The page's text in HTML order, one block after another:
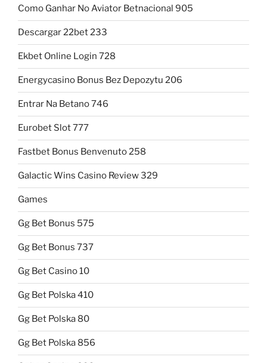
Como Ganhar No Aviator Betnacional 905
Descargar 22bet 233
Ekbet Online Login 728
Energycasino Bonus Bez Depozytu 206
Entrar Na Betano 746
Eurobet Slot 777
Fastbet Bonus Benvenuto 258
Galactic Wins Casino Review 329
Games
Gg Bet Bonus 575
Gg Bet Bonus 737
Gg Bet Casino 10
Gg Bet Polska 410
Gg Bet Polska 80
Gg Bet Polska 856